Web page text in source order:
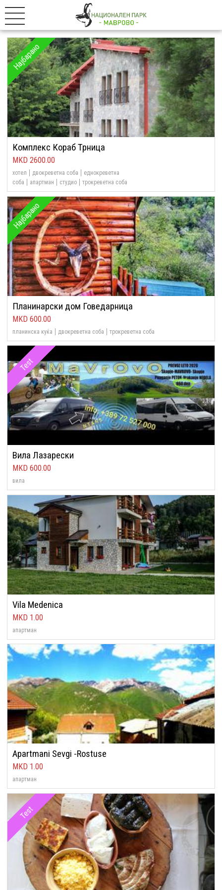
Најбарано
Комплекс Кораб Трница
2600.00
хотел двокреветна соба
еднокреветна
соба
апартман студио трокреветна соба
Најбарано
Планинарски дом Говедарница
600.00
планинска куќа двокреветна соба трокреветна соба
Test
Вила Лазарески
600.00
вила
Vila Medenica
1.00
апартман
Apartmani Sevgi -Rostuse
1.00
апартман
Test